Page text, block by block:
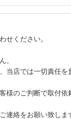
せください。
。
当店では一切責任
様のご判断で取付依
連絡をお願い致しま